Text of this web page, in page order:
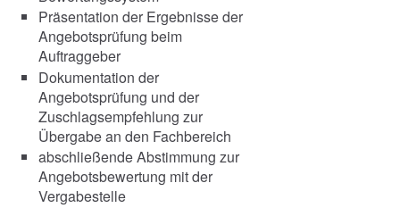
Präsentation der Ergebnisse der
Angebotsprüfung beim
Auftraggeber
Dokumentation der
Angebotsprüfung und der
Zuschlagsempfehlung zur
Übergabe an den Fachbereich
abschließende Abstimmung zur
Angebotsbewertung mit der
Vergabestelle